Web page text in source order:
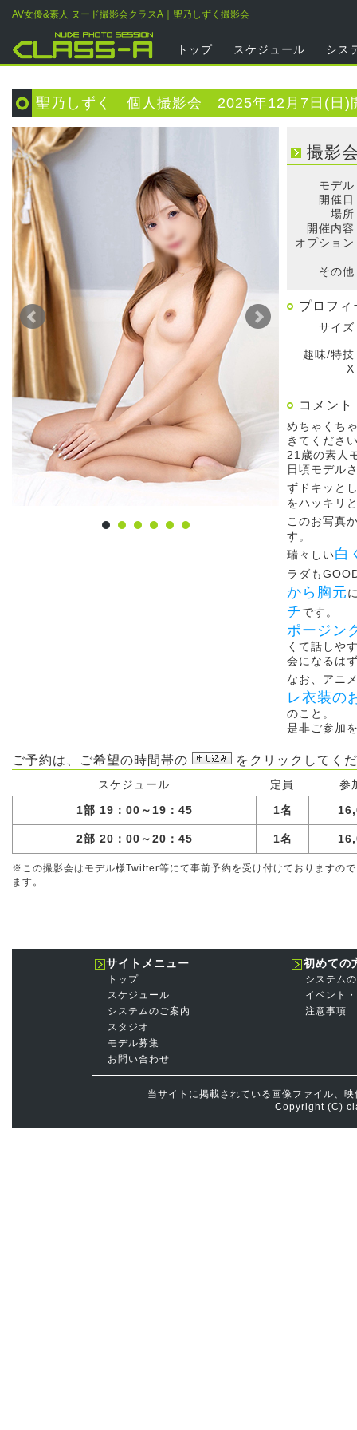
AV女優&素人 ヌード撮影会クラスA｜聖乃しずく撮影会
トップ スケジュール シス
聖乃しずく 個人撮影会 2025年12月7日(日)
撮影
モデル
開催
場所
開催内容
オプション
その他
プロフィ
サイズ
趣味/特技
X
コメント
めちゃくち
きてくださ
21歳の素人
日頃モデル
ずドキッと
をハッキリ
このお写真
す。
瑞々しい白
ラダも
から胸元
チです。
ポージン
くて話しや
会になるは
なお、アニ
レ衣装の
のこと。
是非ご参加
ご予約は、ご希望の時間帯の をクリックしてく
スケジュール 定員
参
1部 19：00～19：45
1名
2部 20：00～20：45 1名
※この撮影会はモデル様Twitter等にて事前予約を受け付けておりますの
ます。
サイトメニュー
トップ
スケジュール
システムのご案内
スタジオ
モデル募集
お問い合わせ
初めての
システム
イベント
注意事項
当サイトに掲載されている画像ファイル、
Copyright (C)